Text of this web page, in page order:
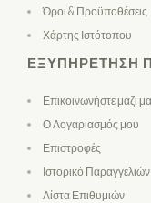
Όροι & Προϋποθέσεις
Χάρτης Ιστότοπου
ΕΞΥΠΗΡΈΤΗΣΗ
Επικοινωνήστε μαζί
Ο Λογαριασμός μου
Επιστροφές
Ιστορικό Παραγγελιών
Λίστα Επιθυμιών